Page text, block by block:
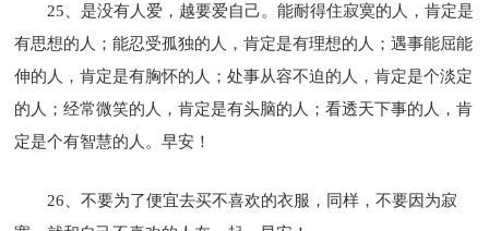
25、是没有人爱，越要爱自己。能耐得住寂寞的人，肯定是
有思想的人；能忍受孤独的人，肯定是有理想的人；遇事能屈能
伸的人，肯定是有胸怀的人；处事从容不迫的人，肯定是个淡定
的人；经常微笑的人，肯定是有头脑的人；看透天下事的人，肯
定是个有智慧的人。早安！
26、不要为了便宜去买不喜欢的衣服，同样，不要因为寂